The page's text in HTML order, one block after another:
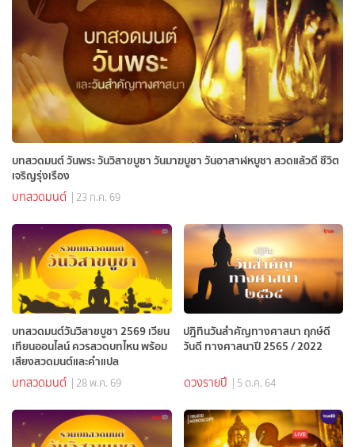
บทสวดมนต์ วันพระ วันวิสาขบูชา วันมาฆบูชา วันอาสาฬหบูชา สวดแล้วดี ชีวิต
เจริญรุ่งเรือง
บทสวดมนต์ | 23 ก.ค. 69
บทสวดมนต์วันวิสาขบูชา 2569 เวียน
เทียนออนไลน์ ควรสวดบทไหน พร้อม
เสียงสวดมนต์และคำแปล
บทสวดมนต์ | 28 พ.ค. 69
ปฎิทินวันสำคัญทางศาสนา ฤกษ์ดี
วันดี ทางศาสนาปี 2565 / 2022
ดวงรายปี | 5 ต.ค. 64